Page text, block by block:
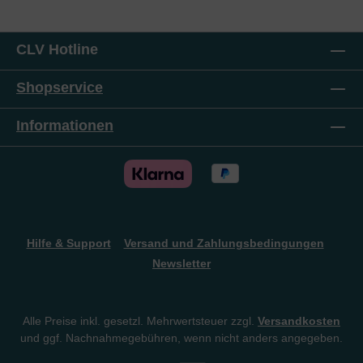
gut vermittelt werden kann (Kapitel 2-4). Die
Annäherung schaffen – also zu wissen, wie Muslime
am besten erreicht werden können und was dann zu
tun und zu sagen ist (Kapitel 5). Malcolm Steer lebte
neun Jahre lang im Iran, bis er nach der Islamischen
Revolution 1979 nach Großbritannien zurückkehrte.
unter Iranern in Großbritannien und dem übrigen
Europa tätig. Zurzeit ist er Leiter von FFM, einer
Gebetsinitiative für die islamische Welt.
CLV Hotline
Shopservice
Informationen
Hilfe & Support
Versand und Zahlungsbedingungen
Newsletter
Alle Preise inkl. gesetzl. Mehrwertsteuer zzgl. Versandkosten
und ggf. Nachnahmegebühren, wenn nicht anders angegeben.